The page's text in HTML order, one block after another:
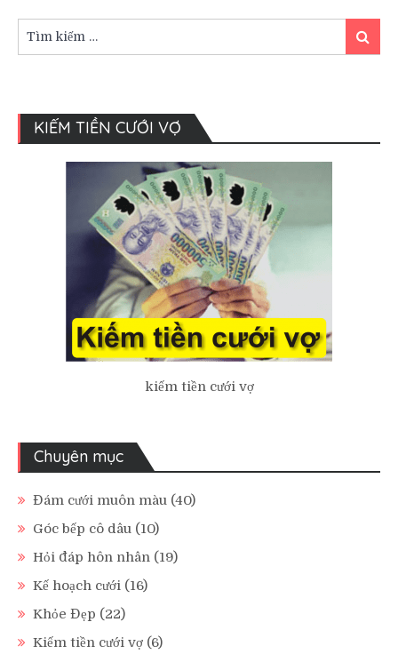
cưới
kiếm:
Tìm
kiếm
KIẾM TIỀN CƯỚI VỢ
kiếm tiền cưới vợ
Chuyên mục
Đám cưới muôn màu (40)
Góc bếp cô dâu (10)
Hỏi đáp hôn nhân (19)
Kế hoạch cưới (16)
Khỏe Đẹp (22)
Kiếm tiền cưới vợ (6)